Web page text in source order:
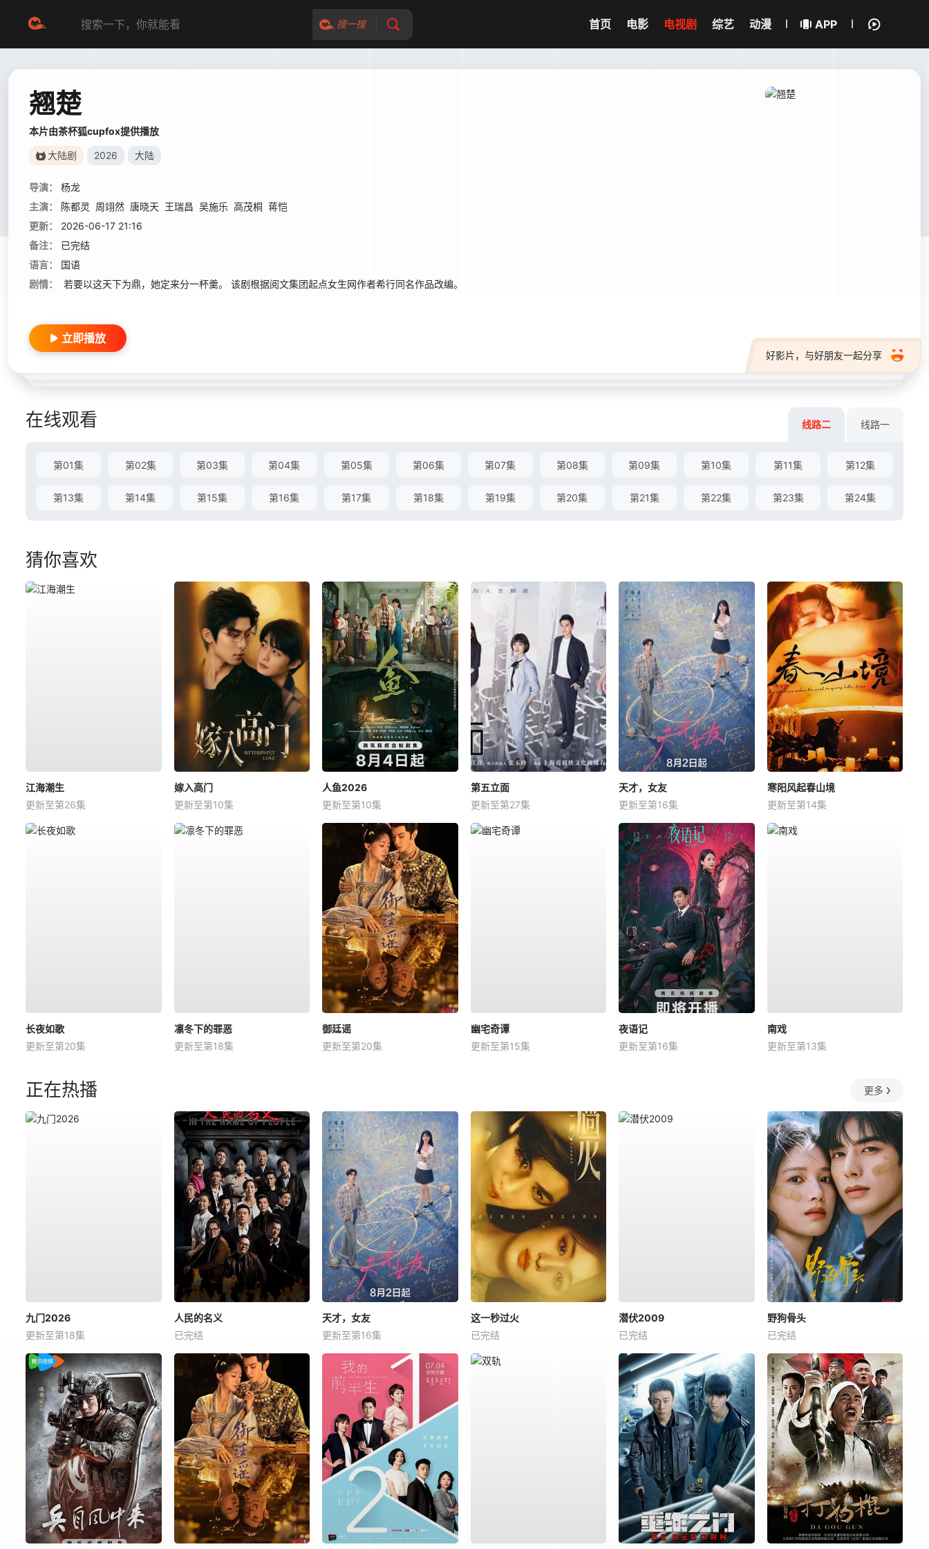
搜一搜 首页 电影 电视剧 综艺 动漫 APP
翘楚
本片由茶杯狐cupfox提供播放
大陆剧 2026 大陆
导演：
杨龙
主演：
陈都灵 周翊然 唐晓天 王瑞昌 吴施乐 高茂桐 蒋恺
更新：
2026-06-17 21:16
备注：
已完结
语言：
国语
剧情：
若要以这天下为鼎，她定来分一杯羹。 该剧根据阅文集团起点女生网作者希行同名作品改编。
好影片，与好朋友一起分享
立即播放
在线观看 线路二 线路一
第01集 第02集 第03集 第04集 第05集 第06集 第07集 第08集 第09集 第10集 第11集 第12集
第13集 第14集 第15集 第16集 第17集 第18集 第19集 第20集 第21集 第22集 第23集 第24集
猜你喜欢
江海潮生
更新至第26集
嫁入高门
更新至第10集
人鱼2026
更新至第10集
第五立面
更新至第27集
天才，女友
更新至第16集
寒阳风起春山境
更新至第14集
长夜如歌
更新至第20集
凛冬下的罪恶
更新至第18集
御廷谣
更新至第20集
幽宅奇谭
更新至第15集
夜语记
更新至第16集
南戏
更新至第13集
正在热播 更多
九门2026
更新至第18集
人民的名义
已完结
天才，女友
更新至第16集
这一秒过火
已完结
潜伏2009
已完结
野狗骨头
已完结